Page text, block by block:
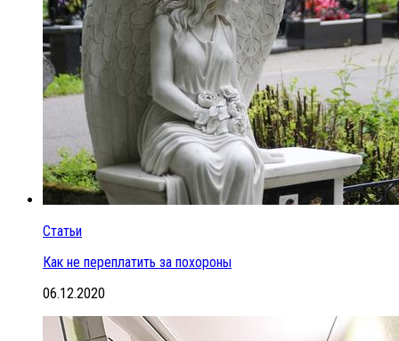
Статьи
Как не переплатить за похороны
06.12.2020